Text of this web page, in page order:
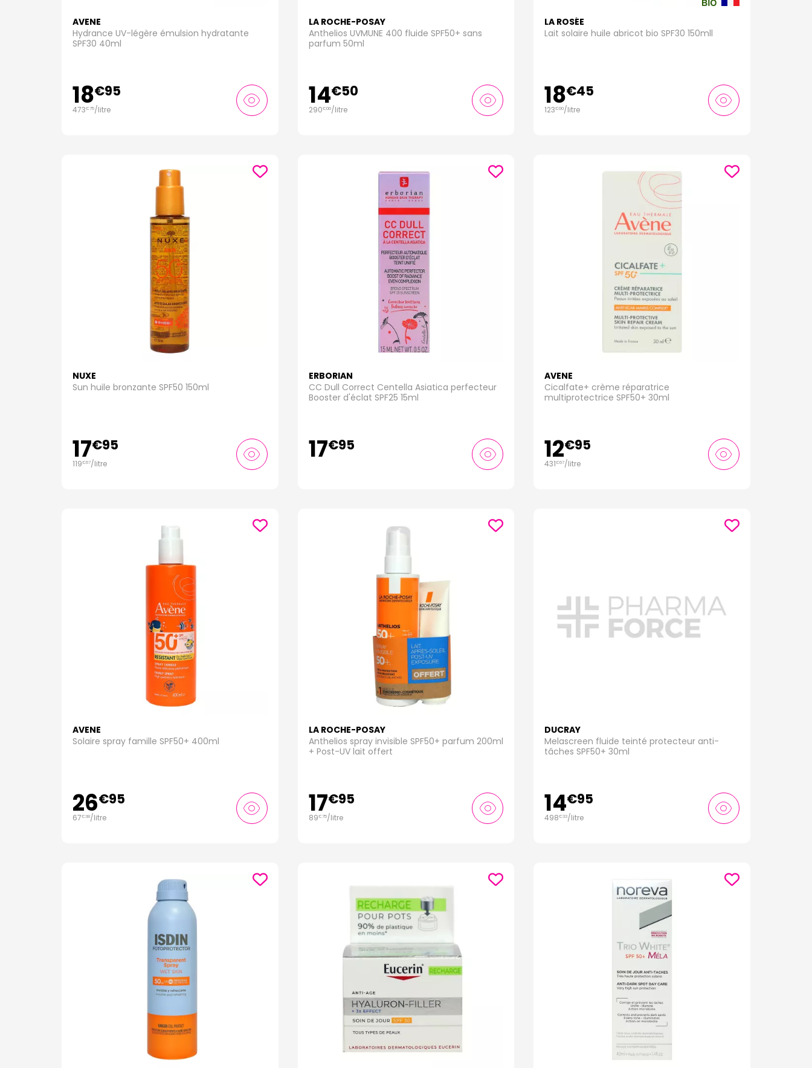
AVENE
Hydrance UV-légère émulsion hydratante
SPF30 40ml
18€95
473€75/litre
LA ROCHE-POSAY
Anthelios UVMUNE 400 fluide SPF50+ sans
parfum 50ml
14€50
290€00/litre
LA ROSÉE
Lait solaire huile abricot bio SPF30 150mll
18€45
123€00/litre
NUXE
Sun huile bronzante SPF50 150ml
17€95
119€67/litre
ERBORIAN
CC Dull Correct Centella Asiatica perfecteur
Booster d'éclat SPF25 15ml
17€95
AVENE
Cicalfate+ crème réparatrice
multiprotectrice SPF50+ 30ml
12€95
431€67/litre
AVENE
Solaire spray famille SPF50+ 400ml
26€95
67€38/litre
LA ROCHE-POSAY
Anthelios spray invisible SPF50+ parfum 200ml
+ Post-UV lait offert
17€95
89€75/litre
DUCRAY
Melascreen fluide teinté protecteur anti-
tâches SPF50+ 30ml
14€95
498€33/litre